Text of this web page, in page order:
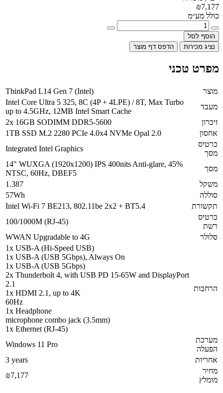
₪7,177
כולל מע״מ
הוסף לסל
נציג מכירות
הדפס דף מוצר
מפרט טכני
מוצר
ThinkPad L14 Gen 7 (Intel)
מעבד
Intel Core Ultra 5 325, 8C (4P + 4LPE) / 8T, Max Turbo
up to 4.5GHz, 12MB Intel Smart Cache
זיכרון
2x 16GB SODIMM DDR5-5600
אחסון
1TB SSD M.2 2280 PCIe 4.0x4 NVMe Opal 2.0
כרטיס
מסך
Integrated Intel Graphics
מסך
14" WUXGA (1920x1200) IPS 400nits Anti-glare, 45%
NTSC, 60Hz, DBEF5
משקל
1.387
סוללה
57Wh
תקשורת
Intel Wi-Fi 7 BE213, 802.11be 2x2 + BT5.4
כרטיס
רשת
100/1000M (RJ-45)
סלולר
WWAN Upgradable to 4G
הרחבות
1x USB-A (Hi-Speed USB)
1x USB-A (USB 5Gbps), Always On
1x USB-A (USB 5Gbps)
2x Thunderbolt 4, with USB PD 15-65W and DisplayPort
2.1
1x HDMI 2.1, up to 4K
60Hz
1x Headphone
microphone combo jack (3.5mm)
1x Ethernet (RJ-45)
מערכת
הפעלה
Windows 11 Pro
אחריות
3 years
מחיר
מומלץ
₪7,177